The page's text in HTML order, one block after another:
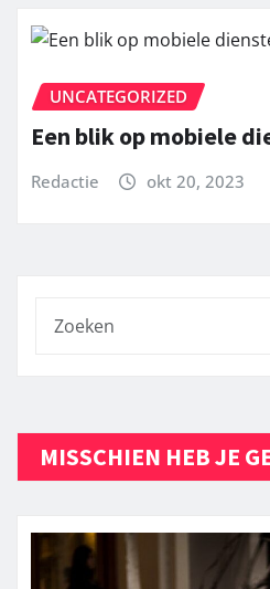
UNCATEGORIZED
Een blik op mobiele
Redactie okt 20, 2023
MISSCHIEN HEB JE